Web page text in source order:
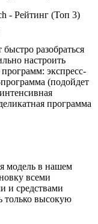
разобраться
настроить
экспресс-
(подойдет
программа
модель в нашем
всеми
и средствами
только высокую